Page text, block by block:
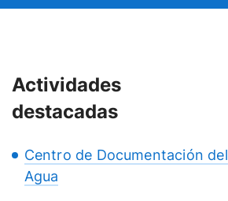
Actividades
destacadas
Centro de Documentación del
Agua